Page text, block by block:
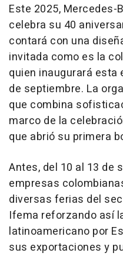
Este 2025, Mercedes-
celebra su 40
contará con una
invitada como es la
quien inaugurará esta
de septiembre. La
que combina
marco de la
que abrió su primera
Antes, del 10 al 13 de
empresas
diversas ferias del
Ifema reforzando así
latinoamericano por
sus exportaciones y